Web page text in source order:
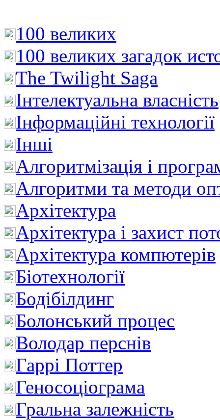
100 великих
100 великих загадок
The Twilight Saga
Інтелектуальна влaсність
Інформаційні технології
Інші
Алгоритмізація і
Алгоритми та методи
Архітектура
Архітектура і захист
Архітектура компютерів
Біотехнології
Бодібілдинг
Болонський процес
Володар перснів
Гаррі Поттер
Геносоціограма
Гральна залежність